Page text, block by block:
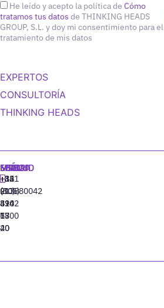
He leído y acepto la política de Cómo
tratamos tus datos de THINKING HEADS
GROUP, S.L. y doy mi consentimiento para el
tratamiento de mis datos
EXPERTOS
CONSULTORÍA
THINKING HEADS
MADRID
+34
91
310
77
40
MIAMI
+1
(305)
424
13
20
SEÚL
+82
(10)
8942
6800
LISBOA
‪+351
213880042